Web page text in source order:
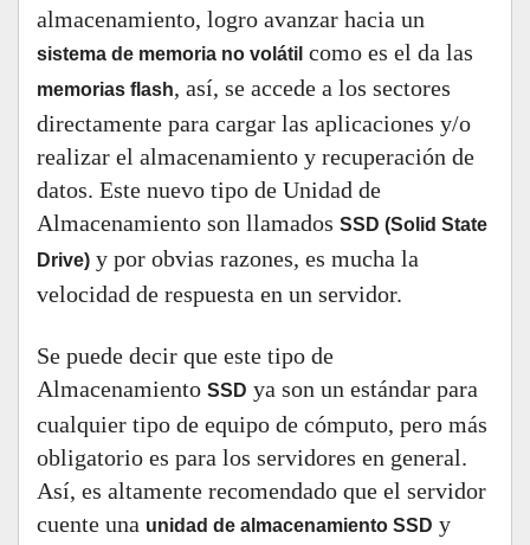
almacenamiento, logro avanzar hacia un
sistema de memoria no volátil como es el da las
memorias flash, así, se accede a los sectores
directamente para cargar las aplicaciones y/o
realizar el almacenamiento y recuperación de
datos. Este nuevo tipo de Unidad de
Almacenamiento son llamados SSD (Solid State
Drive) y por obvias razones, es mucha la
velocidad de respuesta en un servidor.
Se puede decir que este tipo de
Almacenamiento SSD ya son un estándar para
cualquier tipo de equipo de cómputo, pero más
obligatorio es para los servidores en general.
Así, es altamente recomendado que el servidor
cuente una unidad de almacenamiento SSD y